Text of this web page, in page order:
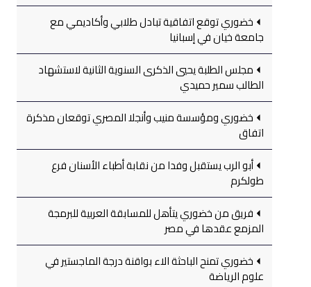
خضوري توقع اتفاقية تبادل طلابي وأكاديمي مع
جامعة خيان في إسبانيا
مجلس الطلبة يحيي الذكرى السنوية الثانية لاستشهاد
الطالب سمير حميدي
خضوري ومؤسسة منيب وأنجلا المصري توقعان مذكرة
اتفاق
أبو الرب يستقبل وفدا من نقابة أطباء الأسنان فرع
طولكرم
فريق من خضوري يتأهل للمسابقة العربية للبرمجة
المزمع عقدها في مصر
خضوري تمنح الباحثة الاء بواقنة درجة الماجستير في
علوم الرياضة